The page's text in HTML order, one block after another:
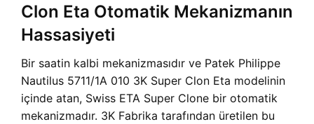
Clon Eta Otomatik Mekanizmanın
Hassasiyeti
Bir saatin kalbi mekanizmasıdır ve Patek Philippe
Nautilus 5711/1A 010 3K Super Clon Eta modelinin
içinde atan, Swiss ETA Super Clone bir otomatik
mekanizmadır. 3K Fabrika tarafından üretilen bu